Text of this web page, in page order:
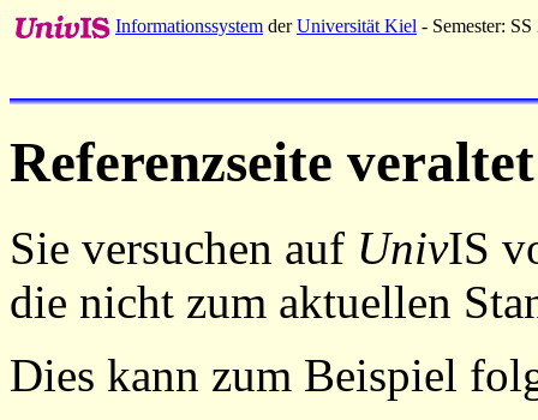
Informationssystem derUniversität Kiel - Semester: SS
Referenzseite veraltet
Sie versuchen auf UnivIS
die nicht zum aktuellen
Dies kann zum Beispiel